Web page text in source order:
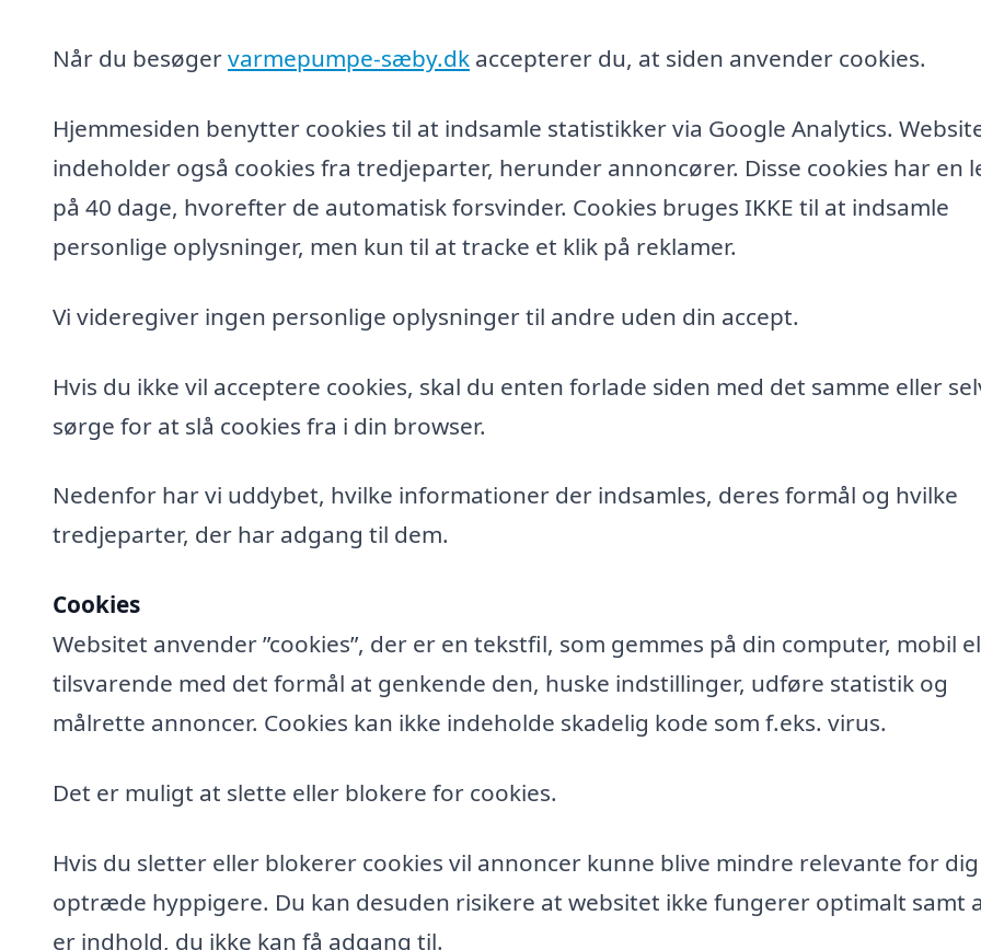
Når du besøgervarmepumpe-sæby.dk accepterer du, at siden anvender cookies.
Hjemmesiden benytter cookies til at indsamle statistikker via Google Analytics.
indeholder også cookies fra tredjeparter, herunder annoncører. Disse cookies har en
på 40 dage, hvorefter de automatisk forsvinder. Cookies bruges IKKE til at indsamle
personlige oplysninger, men kun til at tracke et klik på reklamer.
Vi videregiver ingen personlige oplysninger til andre uden din accept.
Hvis du ikke vil acceptere cookies, skal du enten forlade siden med det samme eller
sørge for at slå cookies fra i din browser.
Nedenfor har vi uddybet, hvilke informationer der indsamles, deres formål og hvilke
tredjeparter, der har adgang til dem.
Cookies
Websitet anvender ”cookies”, der er en tekstfil, som gemmes på din computer, mobil
tilsvarende med det formål at genkende den, huske indstillinger, udføre statistik og
målrette annoncer. Cookies kan ikke indeholde skadelig kode som f.eks. virus.
Det er muligt at slette eller blokere for cookies.
Hvis du sletter eller blokerer cookies vil annoncer kunne blive mindre relevante for
optræde hyppigere. Du kan desuden risikere at websitet ikke fungerer optimalt samt
er indhold, du ikke kan få adgang til.